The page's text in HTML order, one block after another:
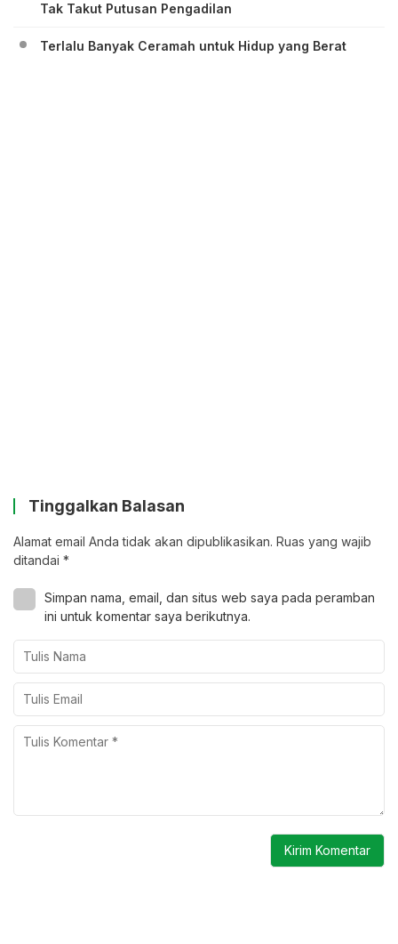
Tak Takut Putusan Pengadilan
Terlalu Banyak Ceramah untuk Hidup yang Berat
Tinggalkan Balasan
Alamat email Anda tidak akan dipublikasikan. Ruas yang wajib
ditandai *
Simpan nama, email, dan situs web saya pada peramban
ini untuk komentar saya berikutnya.